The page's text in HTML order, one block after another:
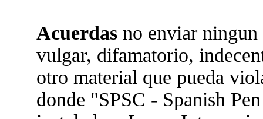
Acuerdas no enviar ningun
vulgar, difamatorio,
otro material que pueda
donde "SPSC - Spanish